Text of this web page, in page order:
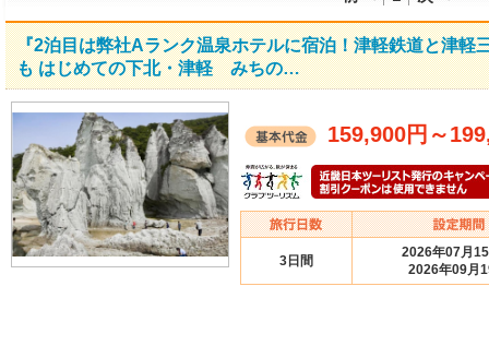
『2泊目は弊社Aランク温泉ホテルに宿泊！津軽鉄道と津軽
も はじめての下北・津軽 みちの…
159,900円 ～
3日間
2026年07月
2026年09月